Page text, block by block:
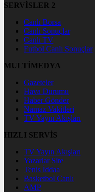
SERVİSLER 2
Canlı Borsa
Canlı Sonuçlar
Canlı TV
Futbol Canlı Sonuçlar
MULTİMEDYA
Gazeteler
Hava Durumu
Haber Gönder
Namaz Vakitleri
TV Yayın Akışları
HIZLI SERVİS
TV Yayın Akışları
Yazarlar Site
Tenis İddaa
Basketbol Canlı
AMP